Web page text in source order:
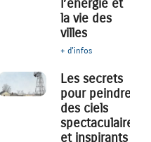
l’énergie et
la vie des
villes
+ d'infos
Les secrets
pour peindre
des ciels
spectaculaires
et inspirants